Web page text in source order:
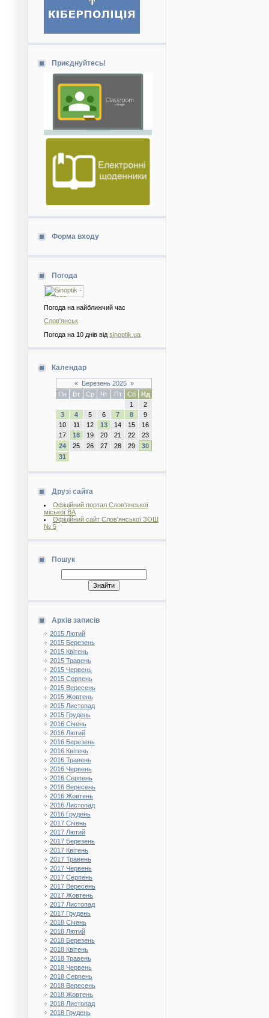
Приєднуйтесь!
Форма входу
Погода
Погода на найближчий час
Слов'янськ
Погода на 10 днів від sinoptik.ua
Календар
« Березень 2025 »
Пн
Вт Ср Чт Пт Сб
Нд
1
2
3
4 5 6 7 8
9
10
11 12 13 14 15
16
17
18 19 20 21 22
23
24
25 26 27 28 29
30
31
Друзі сайта
Офіційний портал Слов'янської
міської ВА
Офіційний сайт Слов'янської ЗОШ
№ 5
Пошук
Архів записів
2015 Лютий
2015 Березень
2015 Квітень
2015 Травень
2015 Червень
2015 Серпень
2015 Вересень
2015 Жовтень
2015 Листопад
2015 Грудень
2016 Січень
2016 Лютий
2016 Березень
2016 Квітень
2016 Травень
2016 Червень
2016 Серпень
2016 Вересень
2016 Жовтень
2016 Листопад
2016 Грудень
2017 Січень
2017 Лютий
2017 Березень
2017 Квітень
2017 Травень
2017 Червень
2017 Серпень
2017 Вересень
2017 Жовтень
2017 Листопад
2017 Грудень
2018 Січень
2018 Лютий
2018 Березень
2018 Квітень
2018 Травень
2018 Червень
2018 Серпень
2018 Вересень
2018 Жовтень
2018 Листопад
2018 Грудень